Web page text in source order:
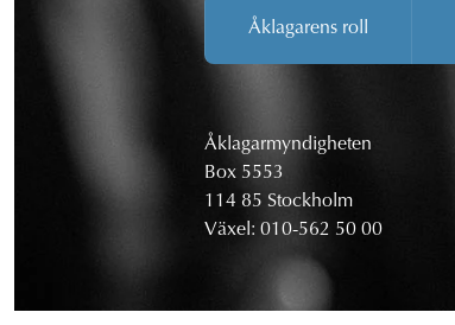
Åklagarens roll
Åklagarmyndigheten
Box 5553
114 85 Stockholm
Växel: 010-562 50 00